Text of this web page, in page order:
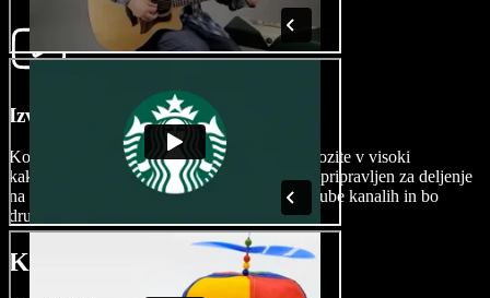
Izvozite svoj fitnes video
Ko je vaša fitnes mojstrovina končana, jo izvozite v visoki
kakovosti, brez vodnega žiga – tako je video pripravljen za deljenje
na družbenih omrežjih, fitnes blogih ali YouTube kanalih in bo
druge navdihnil za bolj zdrav življenjski slog.
Kdaj uporabiti fitnes videe